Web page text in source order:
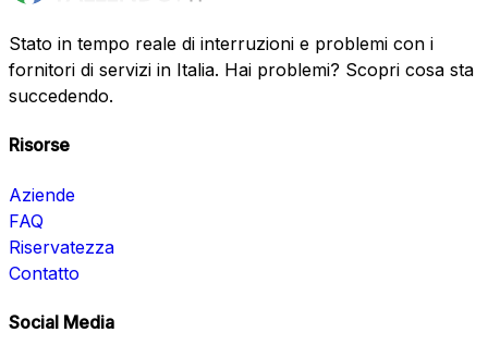
Stato in tempo reale di interruzioni e problemi con i
fornitori di servizi in Italia. Hai problemi? Scopri cosa sta
succedendo.
Risorse
Aziende
FAQ
Riservatezza
Contatto
Social Media